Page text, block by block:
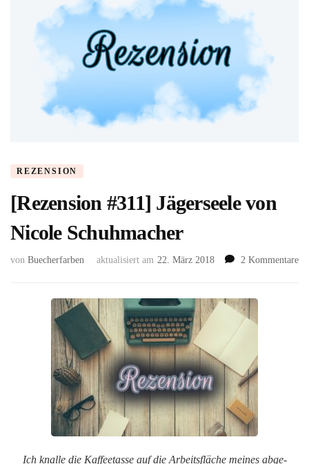
REZENSION
[Rezension #311] Jägerseele von
Nicole Schuhmacher
von Buecherfarben aktualisiert am 22. März 2018 2 Kommentarezu
Ich knalle die Kaffeetasse auf die Arbeitsfläche meines abge-